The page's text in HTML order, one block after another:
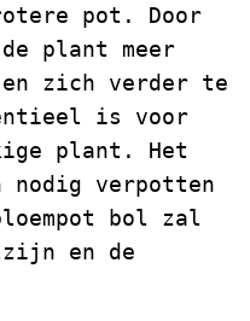
pot. Door
plant meer
zich verder te
is voor
plant. Het
nodig verpotten
bol zal
en de